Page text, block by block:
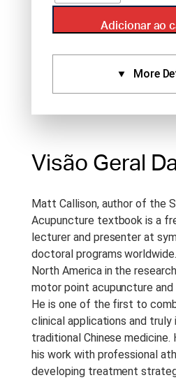
Visão Geral
Matt Callison, author of the
Acupuncture textbook is a
lecturer and presenter at
doctoral programs
North America in the
motor point acupuncture
He is one of the first to
clinical applications and
traditional Chinese
his work with professional
developing treatment
Adicionar ao
More
Certificate:
Standard
Período De
Vitalício